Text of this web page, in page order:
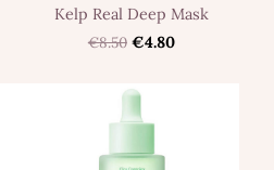
Kelp Real Deep Mask
€8.50 €4.80